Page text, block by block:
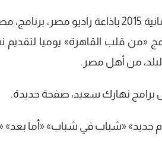
اما «راديو مصر» تتضمن الخطة البرامجية لتغطية الانتخابات البرلمانية 2015 باذاعة
قلب القاهرة» يوميا لتقديم
البلد، من أهل مصر.
برامج نهارك سعيد، صفحة جديدة.
جديد» «شباب في شباب» «أما بعد»